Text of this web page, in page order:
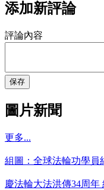
添加新評論
評論內容
保存
圖片新聞
更多...
組圖：全球法輪功學員
慶法輪大法洪傳34周年